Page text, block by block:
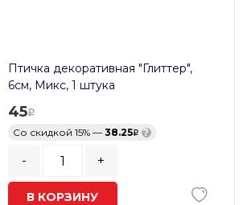
Птичка декоративная "Глиттер",
6см, Микс, 1 штука
45
Со скидкой 15% — 38.25 ?
- +
В КОРЗИНУ